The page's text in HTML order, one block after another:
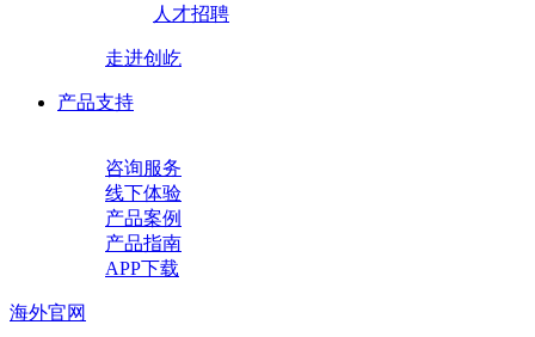
人才招聘
走进创屹
产品支持
咨询服务
线下体验
产品案例
产品指南
APP下载
海外官网